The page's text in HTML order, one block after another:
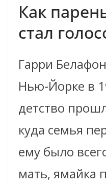
Как
стал
Гарри
Нью-Йорке в
детство
куда семья
ему было
мать, ямайка